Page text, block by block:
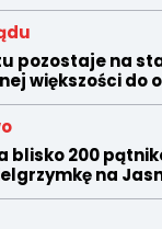
pozostaje na
większości do
blisko 200
na